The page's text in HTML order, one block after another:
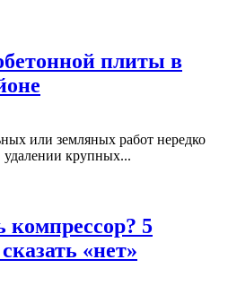
плиты в
или земляных работ нередко
удалении крупных...
компрессор? 5
«нет»